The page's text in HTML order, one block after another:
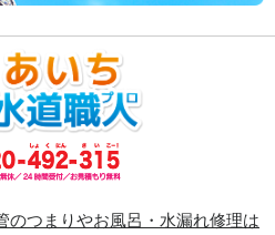
のつまりやお風呂・水漏れ修理は